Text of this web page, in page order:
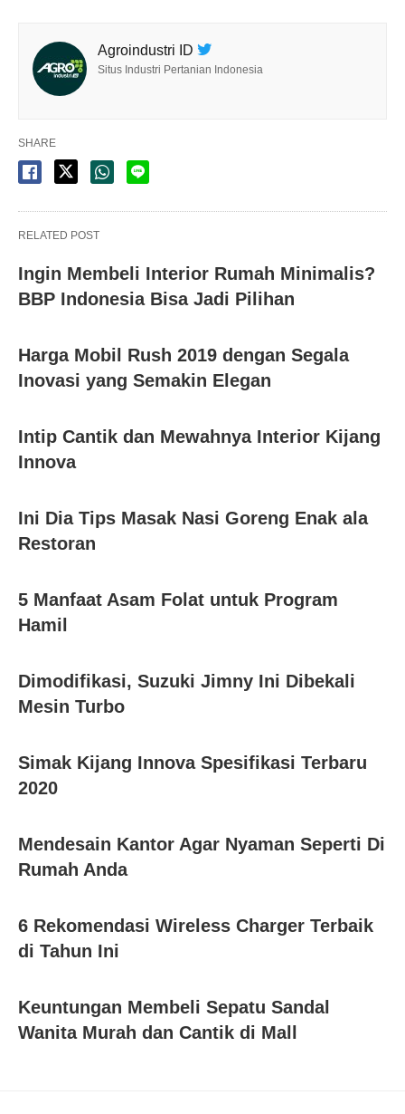
Agroindustri ID
Situs Industri Pertanian Indonesia
SHARE
RELATED POST
Ingin Membeli Interior Rumah Minimalis?
BBP Indonesia Bisa Jadi Pilihan
Harga Mobil Rush 2019 dengan Segala
Inovasi yang Semakin Elegan
Intip Cantik dan Mewahnya Interior Kijang
Innova
Ini Dia Tips Masak Nasi Goreng Enak ala
Restoran
5 Manfaat Asam Folat untuk Program
Hamil
Dimodifikasi, Suzuki Jimny Ini Dibekali
Mesin Turbo
Simak Kijang Innova Spesifikasi Terbaru
2020
Mendesain Kantor Agar Nyaman Seperti Di
Rumah Anda
6 Rekomendasi Wireless Charger Terbaik
di Tahun Ini
Keuntungan Membeli Sepatu Sandal
Wanita Murah dan Cantik di Mall